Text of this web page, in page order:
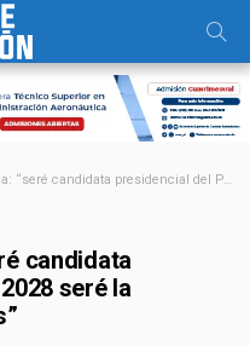
presidencial del PRM y en 2028 seré la presidenta de nuestro país”
candidata
seré la